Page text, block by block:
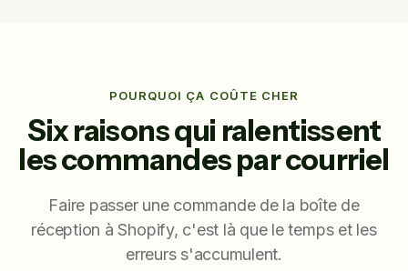
POURQUOI ÇA COÛTE CHER
Six raisons qui ralentissent
les commandes par courriel
Faire passer une commande de la boîte de
réception à Shopify, c'est là que le temps et les
erreurs s'accumulent.